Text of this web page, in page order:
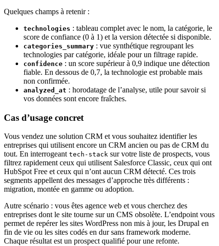
Quelques champs à retenir :
technologies : tableau complet avec le nom, la catégorie, le
score de confiance (0 à 1) et la version détectée si disponible.
categories_summary : vue synthétique regroupant les
technologies par catégorie, idéale pour un filtrage rapide.
confidence : un score supérieur à 0,9 indique une détection
fiable. En dessous de 0,7, la technologie est probable mais
non confirmée.
analyzed_at : horodatage de l’analyse, utile pour savoir si
vos données sont encore fraîches.
Cas d’usage concret
Vous vendez une solution CRM et vous souhaitez identifier les
entreprises qui utilisent encore un CRM ancien ou pas de CRM du
tout. En interrogeant tech-stack sur votre liste de prospects, vous
filtrez rapidement ceux qui utilisent Salesforce Classic, ceux qui ont
HubSpot Free et ceux qui n’ont aucun CRM détecté. Ces trois
segments appellent des messages d’approche très différents :
migration, montée en gamme ou adoption.
Autre scénario : vous êtes agence web et vous cherchez des
entreprises dont le site tourne sur un CMS obsolète. L’endpoint vous
permet de repérer les sites WordPress non mis à jour, les Drupal en
fin de vie ou les sites codés en dur sans framework moderne.
Chaque résultat est un prospect qualifié pour une refonte.